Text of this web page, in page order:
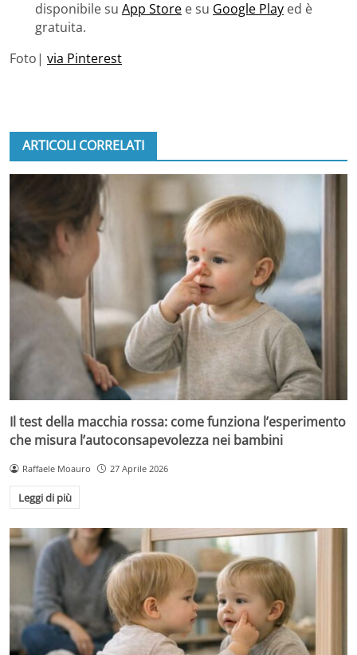
disponibile su App Store e su Google Play ed è
gratuita.
Foto| via Pinterest
ARTICOLI CORRELATI
Il test della macchia rossa: come funziona l’esperimento
che misura l’autoconsapevolezza nei bambini
Raffaele Moauro 27 Aprile 2026
Leggi di più